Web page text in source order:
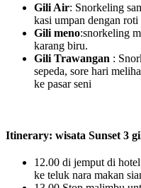
Gili Air: Snorkeling
kasi umpan dengan roti
Gili meno:snorkeling
karang biru.
Gili Trawangan :
sepeda, sore hari
ke pasar seni
Itinerary: wisata Sunset 3
12.00 di jemput di
ke teluk nara makan